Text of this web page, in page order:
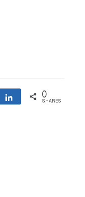
Share 0
SHARES